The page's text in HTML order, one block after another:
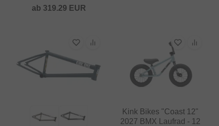
ab 319.29 EUR
Kink Bikes "Coast 12"
2027 BMX Laufrad - 12